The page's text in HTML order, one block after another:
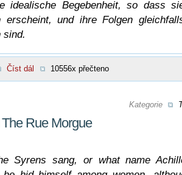
idealische Begebenheit, so dass
erscheint, und ihre Folgen
sind.
Číst dál 10556x přečteno
Kategorie
Rue Morgue
Syrens sang, or what name